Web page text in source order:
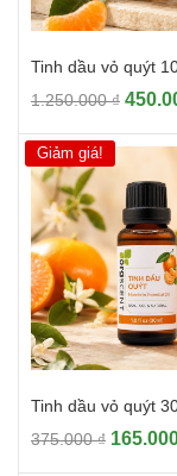
Tinh dầu vỏ quýt
1.250.000₫ Giá
là:
Giảm giá!
Tinh dầu vỏ quýt
375.000₫ Giá